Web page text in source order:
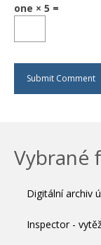
one × 5 =
Vybrané
Digitální archiv
Inspector -